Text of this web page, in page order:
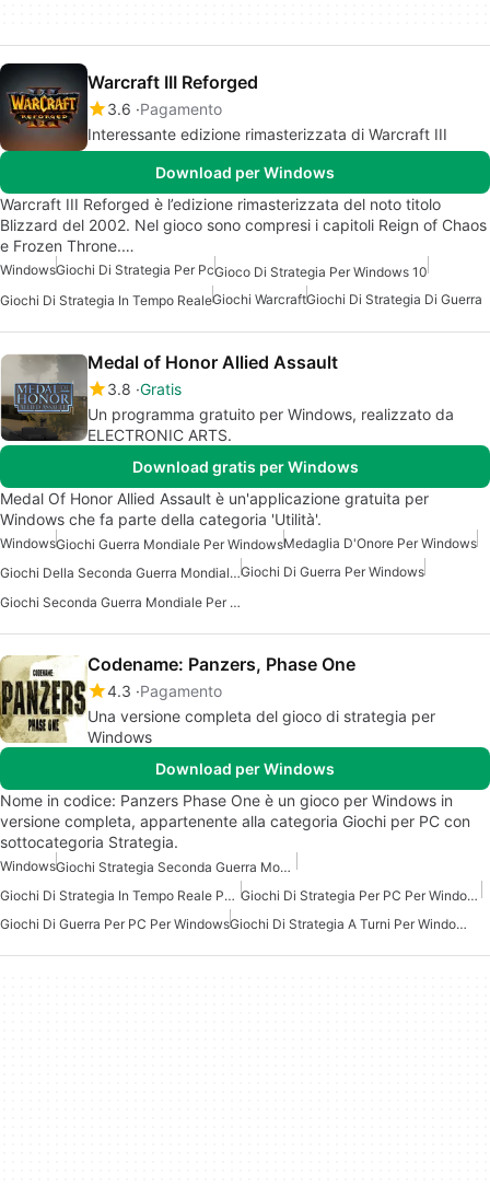
Warcraft III Reforged
3.6 Pagamento
Interessante edizione rimasterizzata di Warcraft III
Download per Windows
Warcraft III Reforged è l’edizione rimasterizzata del noto titolo
Blizzard del 2002. Nel gioco sono compresi i capitoli Reign of Chaos
e Frozen Throne.…
WindowsGiochi Di Strategia Per PcGioco Di Strategia Per Windows 10
Giochi Di Strategia In Tempo RealeGiochi WarcraftGiochi Di Strategia Di Guerra
Medal of Honor Allied Assault
3.8 Gratis
Un programma gratuito per Windows, realizzato da
ELECTRONIC ARTS.
Download gratis per Windows
Medal Of Honor Allied Assault è un'applicazione gratuita per
Windows che fa parte della categoria 'Utilità'.
WindowsGiochi Guerra Mondiale Per WindowsMedaglia D'Onore Per Windows
Giochi Della Seconda Guerra Mondiale Per WindowsGiochi Di Guerra Per Windows
Giochi Seconda Guerra Mondiale Per Windows
Codename: Panzers, Phase One
4.3 Pagamento
Una versione completa del gioco di strategia per
Windows
Download per Windows
Nome in codice: Panzers Phase One è un gioco per Windows in
versione completa, appartenente alla categoria Giochi per PC con
sottocategoria Strategia.
Windows
Giochi Strategia Seconda Guerra Mondiale
Giochi Di Strategia In Tempo Reale Per Windows
Giochi Di Strategia Per PC Per Windows
Giochi Di Guerra Per PC Per Windows
Giochi Di Strategia A Turni Per Windows